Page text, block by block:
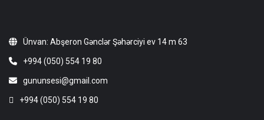
Ünvan: Abşeron Gənclər Şəhərciyi ev 14 m 63
+994 (050) 554 19 80
gununsesi@gmail.com
+994 (050) 554 19 80